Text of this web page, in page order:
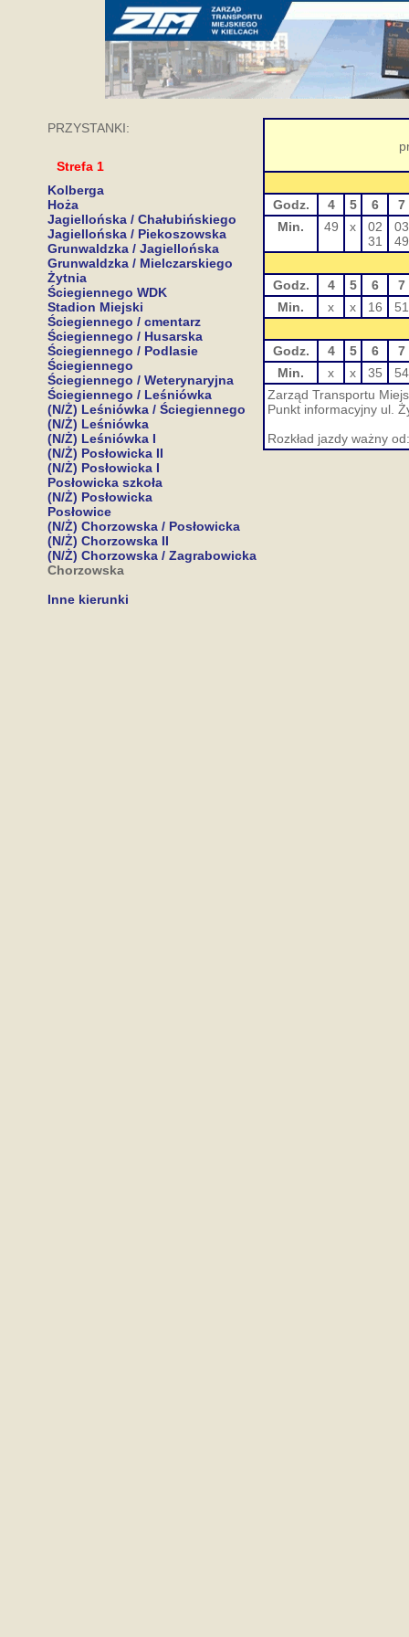
PRZYSTANKI:
Strefa 1
Kolberga
Hoża
Jagiellońska / Chałubińskiego
Jagiellońska / Piekoszowska
Grunwaldzka / Jagiellońska
Grunwaldzka / Mielczarskiego
Żytnia
Ściegiennego WDK
Stadion Miejski
Ściegiennego / cmentarz
Ściegiennego / Husarska
Ściegiennego / Podlasie
Ściegiennego
Ściegiennego / Weterynaryjna
Ściegiennego / Leśniówka
(N/Ż) Leśniówka / Ściegiennego
(N/Ż) Leśniówka
(N/Ż) Leśniówka I
(N/Ż) Posłowicka II
(N/Ż) Posłowicka I
Posłowicka szkoła
(N/Ż) Posłowicka
Posłowice
(N/Ż) Chorzowska / Posłowicka
(N/Ż) Chorzowska II
(N/Ż) Chorzowska / Zagrabowicka
Chorzowska
Inne kierunki
Godz. 4 5 6
7
Min.
49 x
02
31
03
49
Godz. 4 5 6
7
Min.
x x 16 51
Godz. 4 5 6
7
Min.
x x 35
54
Zarząd Transportu
Punkt informacyjny ul.
Rozkład jazdy ważny